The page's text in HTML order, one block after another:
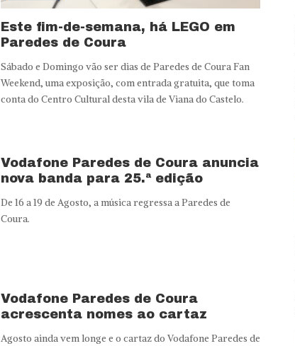
Este fim-de-semana, há LEGO em
Paredes de Coura
Sábado e Domingo vão ser dias de Paredes de Coura Fan
Weekend, uma exposição, com entrada gratuita, que toma
conta do Centro Cultural desta vila de Viana do Castelo.
Vodafone Paredes de Coura anuncia
nova banda para 25.ª edição
De 16 a 19 de Agosto, a música regressa a Paredes de
Coura.
Vodafone Paredes de Coura
acrescenta nomes ao cartaz
Agosto ainda vem longe e o cartaz do Vodafone Paredes de